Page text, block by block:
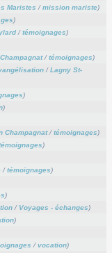
Maristes /mission mariste)
)
/témoignages)
/témoignages)
/Lagny St-
)
)
Champagnat/témoignages)
)
/témoignages)
)
/ Voyages - échanges)
)
/vocation)